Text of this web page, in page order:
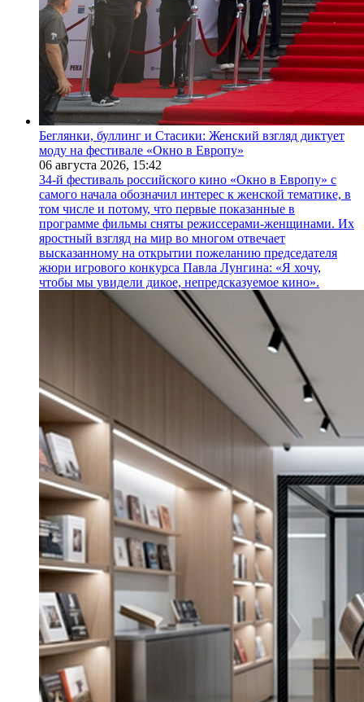
Беглянки, буллинг и Стасики: Женский взгляд диктует
моду на фестивале «Окно в Европу»
06 августа 2026, 15:42
34-й фестиваль российского кино «Окно в Европу» с
самого начала обозначил интерес к женской тематике, в
том числе и потому, что первые показанные в
программе фильмы сняты режиссерами-женщинами. Их
яростный взгляд на мир во многом отвечает
высказанному на открытии пожеланию председателя
жюри игрового конкурса Павла Лунгина: «Я хочу,
чтобы мы увидели дикое, непредсказуемое кино».